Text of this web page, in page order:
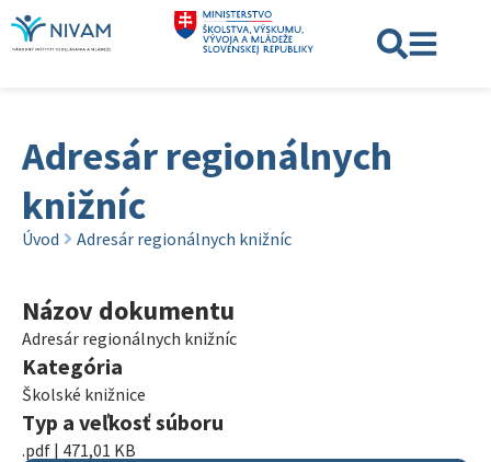
Adresár regionálnych
knižníc
Úvod Adresár regionálnych knižníc
Názov dokumentu
Adresár regionálnych knižníc
Kategória
Školské knižnice
Typ a veľkosť súboru
.pdf | 471,01 KB